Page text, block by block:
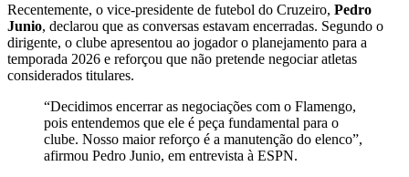
Recentemente, o vice-presidente de futebol do Cruzeiro, Pedro
Junio, declarou que as conversas estavam encerradas. Segundo o
dirigente, o clube apresentou ao jogador o planejamento para a
temporada 2026 e reforçou que não pretende negociar atletas
considerados titulares.
“Decidimos encerrar as negociações com o Flamengo,
pois entendemos que ele é peça fundamental para o
clube. Nosso maior reforço é a manutenção do elenco”,
afirmou Pedro Junio, em entrevista à ESPN.